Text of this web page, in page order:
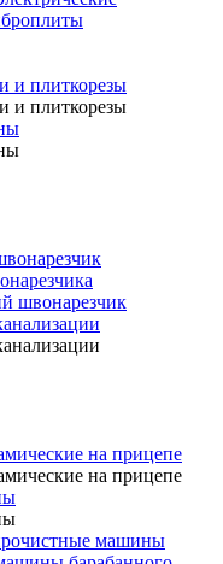
и плиткорезы
и плиткорезы
швонарезчик
на прицепе
на прицепе
машины